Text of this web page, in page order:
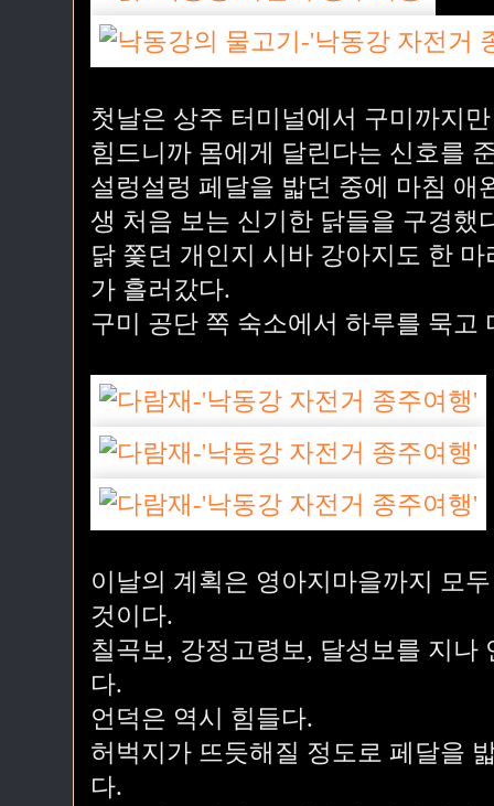
첫날은 상주 터미널에서 구미까지
힘드니까 몸에게 달린다는 신호를
설렁설렁 페달을 밟던 중에 마침 애
생 처음 보는 신기한 닭들을 구경했
닭 쫓던 개인지 시바 강아지도 한
가 흘러갔다.
구미 공단 쪽 숙소에서 하루를 묵고
이날의 계획은 영아지마을까지 모
것이다.
칠곡보, 강정고령보, 달성보를 지나
다.
언덕은 역시 힘들다.
허벅지가 뜨듯해질 정도로 페달을
다.